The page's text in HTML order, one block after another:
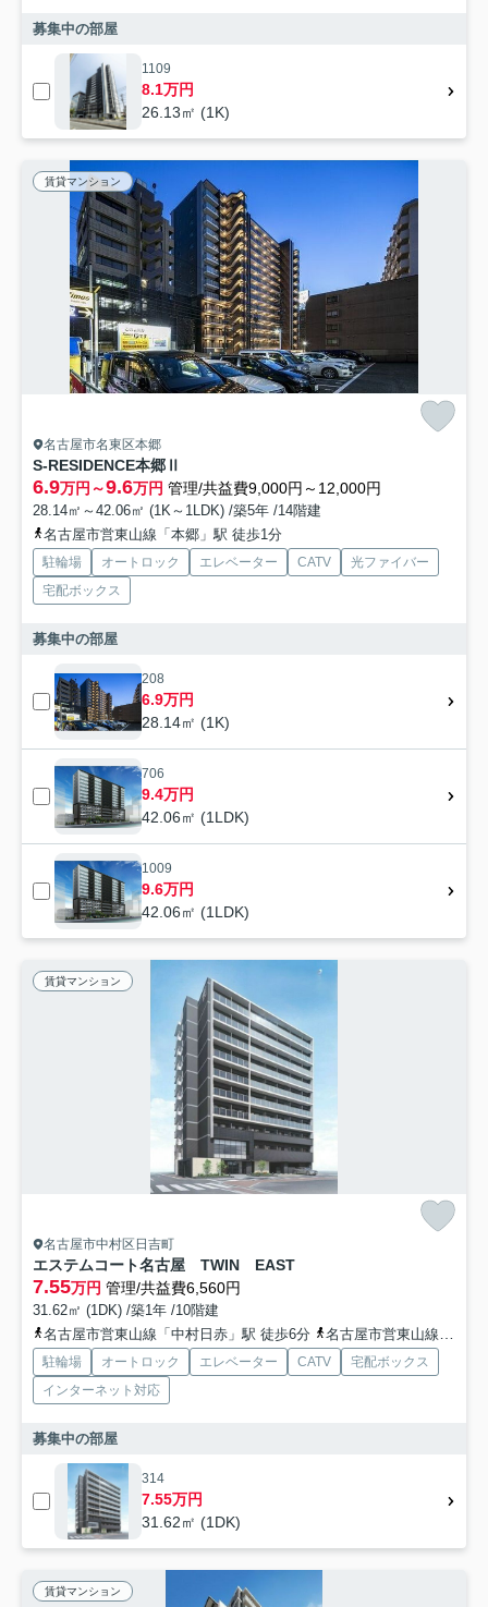
募集中の部屋
1109
8.1万円
26.13㎡ (1K)
賃貸マンション
名古屋市名東区本郷
S-RESIDENCE本郷Ⅱ
6.9万円～9.6万円 管理/共益費9,000円～12,000円
28.14㎡～42.06㎡ (1K～1LDK) /築5年 /14階建
名古屋市営東山線「本郷」駅 徒歩1分
駐輪場 オートロック エレベーター CATV
光ファイバー
宅配ボックス
募集中の部屋
208
6.9万円
28.14㎡ (1K)
706
9.4万円
42.06㎡ (1LDK)
1009
9.6万円
42.06㎡ (1LDK)
賃貸マンション
名古屋市中村区日吉町
エステムコート名古屋 TWIN EAST
7.55万円 管理/共益費6,560円
31.62㎡ (1DK) /築1年 /10階建
名古屋市営東山線「中村日赤」駅 徒歩6分
名古屋市営東山線「本陣」駅 徒歩8分
駐輪場 オートロック エレベーター CATV
宅配ボックス
インターネット対応
募集中の部屋
314
7.55万円
31.62㎡ (1DK)
賃貸マンション